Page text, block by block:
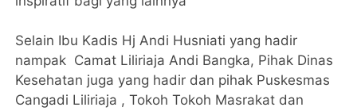
Selain Ibu Kadis Hj Andi Husniati yang hadir
nampak Camat Liliriaja Andi Bangka, Pihak Dinas
Kesehatan juga yang hadir dan pihak Puskesmas
Cangadi Liliriaja , Tokoh Tokoh Masrakat dan